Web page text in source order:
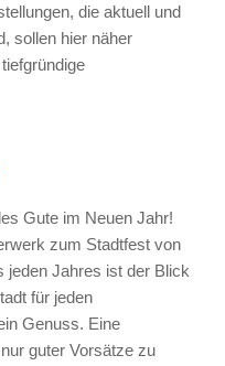
die aktuell und
sollen hier näher
Gute im Neuen Jahr!
zum Stadtfest von
jeden Jahres ist der Blick
für jeden
Genuss. Eine
guter Vorsätze zu